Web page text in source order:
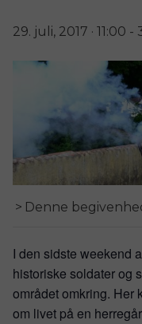
29. juli, 2017 · 11:00 -
Denne
I den sidste weekend
historiske soldater og
området omkring. Her
om livet på en